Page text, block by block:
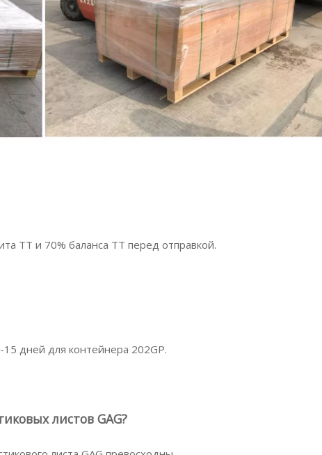
TT и 70% баланса TT перед отправкой.
дней для контейнера 202GP.
листов GAG?